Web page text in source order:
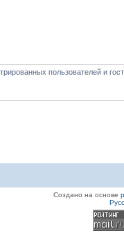
пользователей и
Создано на основе